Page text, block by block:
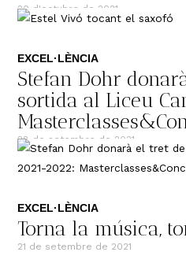
20 d'octubre de 2021
EXCEL·LÈNCIA
Stefan Dohr
sortida al Liceu
28 de setembre de 2021
EXCEL·LÈNCIA
Torna la música,
21 de setembre de 2021